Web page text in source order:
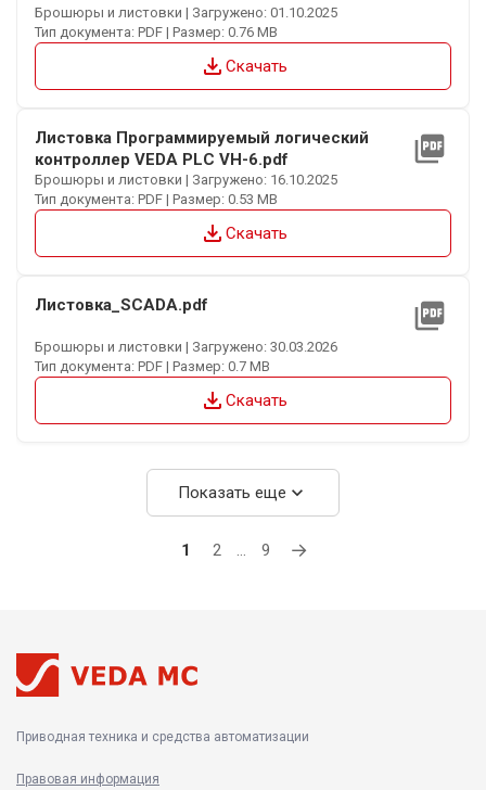
Брошюры и листовки | Загружено: 01.10.2025
Тип документа: PDF | Размер: 0.76 MB
file_download Скачать
Листовка Программируемый логический
контроллер VEDA PLC VH-6.pdf
picture_as_pdf
Брошюры и листовки | Загружено: 16.10.2025
Тип документа: PDF | Размер: 0.53 MB
file_download Скачать
Листовка_SCADA.pdf picture_as_pdf
Брошюры и листовки | Загружено: 30.03.2026
Тип документа: PDF | Размер: 0.7 MB
file_download Скачать
Показать еще expand_more
1 2 9 →
Приводная техника и средства автоматизации
Правовая информация